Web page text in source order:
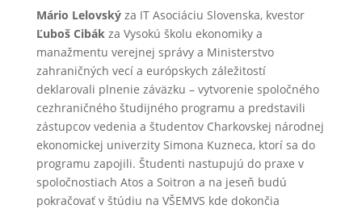
Mário Lelovskýza IT Asociáciu Slovenska, kvestor
Ľuboš Cibákza Vysokú školu ekonomiky a
manažmentu verejnej správy a Ministerstvo
zahraničných vecí a európskych záležitostí
deklarovali plnenie záväzku – vytvorenie spoločného
cezhraničného študijného programu a predstavili
zástupcov vedenia a študentov Charkovskej národnej
ekonomickej univerzity Simona Kuzneca, ktorí sa do
programu zapojili. Študenti nastupujú do praxe v
spoločnostiach Atos a Soitron a na jeseň budú
pokračovať v štúdiu na VŠEMVS kde dokončia